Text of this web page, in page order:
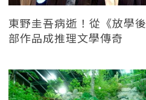
東野圭吾病逝！從《放學
部作品成推理文學傳奇